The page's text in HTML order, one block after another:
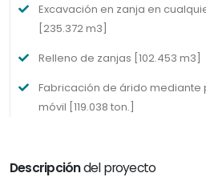
Excavación en zanja en
[235.372 m3]
Relleno de zanjas [102.453 m3]
Fabricación de árido
móvil [119.038 ton.]
Descripcióndel proyecto